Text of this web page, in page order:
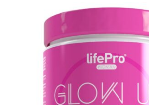
ПРОЧИТАЈ ПОВЕЌЕ